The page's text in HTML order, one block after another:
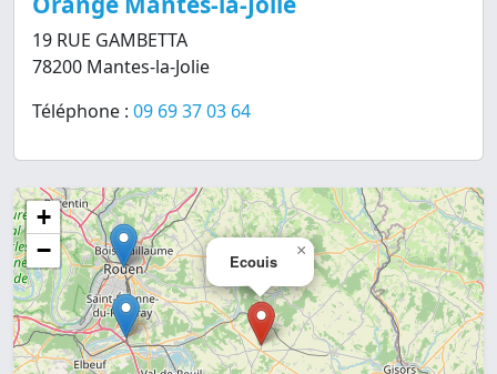
19 RUE GAMBETTA
78200 Mantes-la-Jolie
Téléphone : 09 69 37 03 64
Ecouis
×
+
−